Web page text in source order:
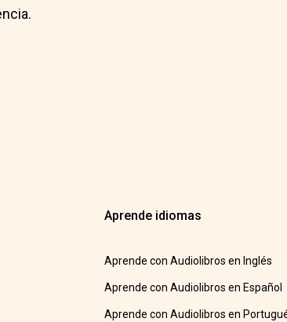
Aprende idiomas
Aprende con Audiolibros en Inglés
Aprende con Audiolibros en Español
Aprende con Audiolibros en